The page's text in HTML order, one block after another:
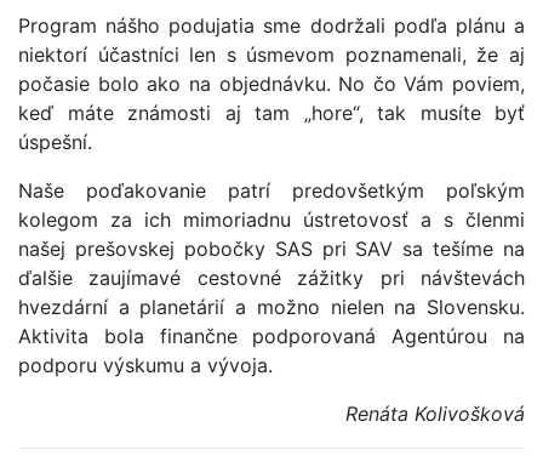
Program nášho podujatia sme dodržali podľa plánu a
niektorí účastníci len s úsmevom poznamenali, že aj
počasie bolo ako na objednávku. No čo Vám poviem,
keď máte známosti aj tam „hore“, tak musíte byť
úspešní.
Naše poďakovanie patrí predovšetkým poľským
kolegom za ich mimoriadnu ústretovosť a s členmi
našej prešovskej pobočky SAS pri SAV sa tešíme na
ďalšie zaujímavé cestovné zážitky pri návštevách
hvezdární a planetárií a možno nielen na Slovensku.
Aktivita bola finančne podporovaná Agentúrou na
podporu výskumu a vývoja.
Renáta Kolivošková